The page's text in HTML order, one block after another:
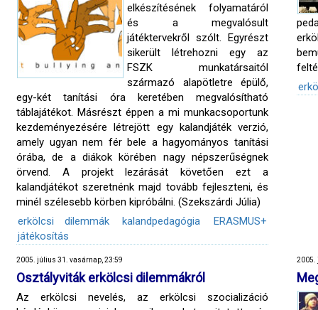
elkészítésének folyamatáról
és a megvalósult
játéktervekről szólt. Egyrészt
sikerült létrehozni egy az
FSZK munkatársaitól
származó alapötletre épülő,
egy-két tanítási óra keretében megvalósítható
táblajátékot. Másrészt éppen a mi munkacsoportunk
kezdeményezésére létrejött egy kalandjáték verzió,
amely ugyan nem fér bele a hagyományos tanítási
órába, de a diákok körében nagy népszerűségnek
örvend. A projekt lezárását követően ezt a
kalandjátékot szeretnénk majd tovább fejleszteni, és
minél szélesebb körben kipróbálni. (Szekszárdi Júlia)
erkölcsi dilemmák
kalandpedagógia
ERASMUS+
játékosítás
2005. július 31. vasárnap, 23:59
Osztályviták erkölcsi dilemmákról
Az erkölcsi nevelés, az erkölcsi szocializáció
2005.